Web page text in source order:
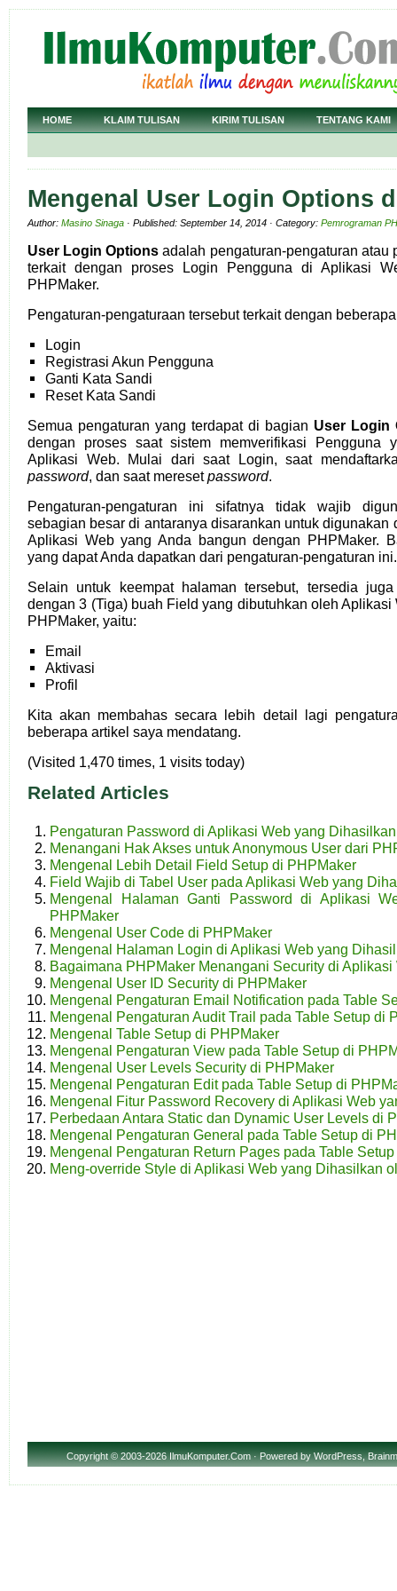
HOME KLAIM TULISAN KIRIM TULISAN TENTANG KAMI
Mengenal User Login Options
Author: Masino Sinaga · Published: September 14, 2014 · Category: Pemrograman
User Login Options adalah pengaturan-pengaturan atau
terkait dengan proses Login Pengguna di Aplikasi
PHPMaker.
Pengaturan-pengaturaan tersebut terkait dengan
Login
Registrasi Akun Pengguna
Ganti Kata Sandi
Reset Kata Sandi
Semua pengaturan yang terdapat di bagian User Login
dengan proses saat sistem memverifikasi Pengguna
Aplikasi Web. Mulai dari saat Login, saat
password, dan saat meresetpassword.
Pengaturan-pengaturan ini sifatnya tidak wajib
sebagian besar di antaranya disarankan untuk digunakan
Aplikasi Web yang Anda bangun dengan PHPMaker.
yang dapat Anda dapatkan dari pengaturan-pengaturan ini.
Selain untuk keempat halaman tersebut, tersedia
dengan 3 (Tiga) buah Field yang dibutuhkan oleh
PHPMaker, yaitu:
Email
Aktivasi
Profil
Kita akan membahas secara lebih detail lagi
beberapa artikel saya mendatang.
(Visited 1,470 times, 1 visits today)
Related Articles
Pengaturan Password di Aplikasi Web yang
Menangani Hak Akses untuk Anonymous User dari
Mengenal Lebih Detail Field Setup di PHPMaker
Field Wajib di Tabel User pada Aplikasi Web yang
Mengenal Halaman Ganti Password di Aplikasi
PHPMaker
Mengenal User Code di PHPMaker
Mengenal Halaman Login di Aplikasi Web yang
Bagaimana PHPMaker Menangani Security di Aplikasi
Mengenal User ID Security di PHPMaker
Mengenal Pengaturan Email Notification pada Table
Mengenal Pengaturan Audit Trail pada Table Setup di
Mengenal Table Setup di PHPMaker
Mengenal Pengaturan View pada Table Setup di
Mengenal User Levels Security di PHPMaker
Mengenal Pengaturan Edit pada Table Setup di
Mengenal Fitur Password Recovery di Aplikasi Web
Perbedaan Antara Static dan Dynamic User Levels di
Mengenal Pengaturan General pada Table Setup di
Mengenal Pengaturan Return Pages pada Table
Meng-override Style di Aplikasi Web yang Dihasilkan
Copyright© 2003-2026 IlmuKomputer.Com · Powered byWordPress,